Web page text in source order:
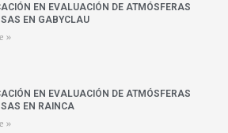
EN EVALUACIÓN DE ATMÓSFERAS
EN GABYCLAU
»
EN EVALUACIÓN DE ATMÓSFERAS
EN RAINCA
»